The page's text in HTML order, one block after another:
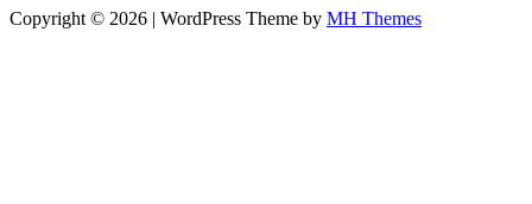
Copyright © 2026 | WordPress Theme by MH Themes